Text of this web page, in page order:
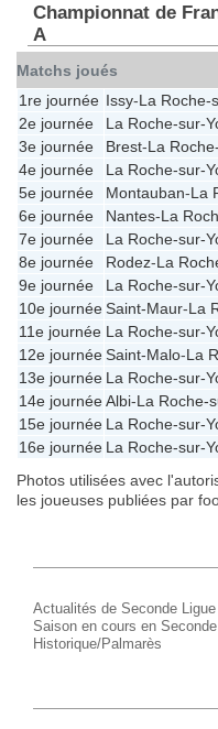
Championnat de
A
Matchs joués
1re journée Issy-La Roche-
2e journée
La Roche-sur-
3e journée
Brest-La
4e journée
La Roche-sur-
5e journée
Montauban-La
6e journée
Nantes-La
7e journée
La Roche-sur-
8e journée
Rodez-La
9e journée
La Roche-sur-
10e journéeSaint-Maur-La
11e journée La Roche-sur-
12e journéeSaint-Malo-La
13e journée La Roche-sur-
14e journéeAlbi-La Roche-
15e journée La Roche-sur-
16e journée La Roche-sur-
Photos utilisées avec
les joueuses publiées par
Actualités de Seconde Ligue
Saison en cours en
Historique/Palmarès